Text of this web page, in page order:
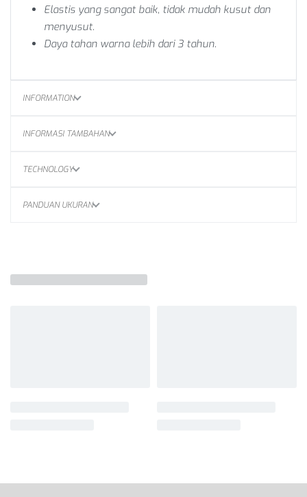
Elastis yang sangat baik, tidak mudah kusut dan
menyusut.
Daya tahan warna lebih dari 3 tahun.
INFORMATION
INFORMASI TAMBAHAN
TECHNOLOGY
PANDUAN UKURAN